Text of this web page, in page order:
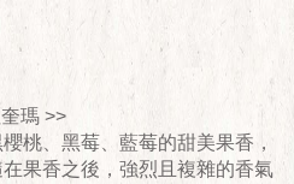
瑪 >>
桃、黑莓、藍莓的甜美果香，
果香之後，強烈且複雜的香氣